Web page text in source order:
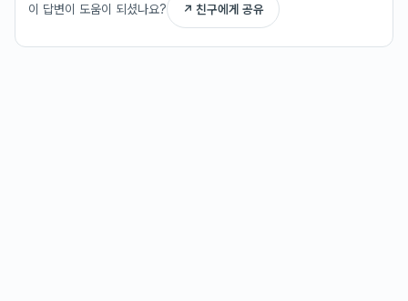
이 답변이 도움이 되셨나요? ↗ 친구에게 공유